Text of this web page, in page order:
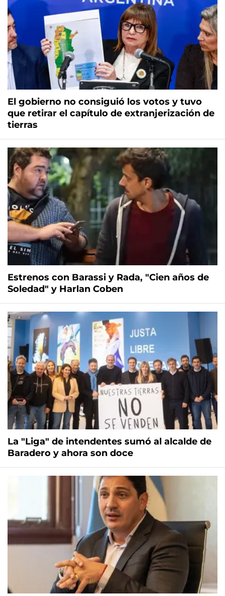
El gobierno no consiguió los votos y tuvo
que retirar el capítulo de extranjerización de
tierras
Estrenos con Barassi y Rada, "Cien años de
Soledad" y Harlan Coben
La "Liga" de intendentes sumó al alcalde de
Baradero y ahora son doce